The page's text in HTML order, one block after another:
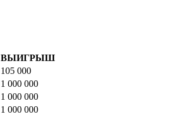
ВЫИГРЫШ
105 000
1 000 000
1 000 000
1 000 000